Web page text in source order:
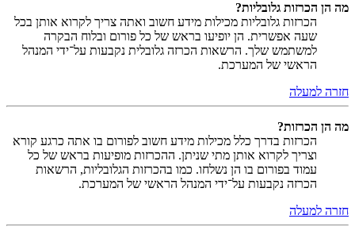
מה הן הכרזות גלובליות?
הכרזות גלובליות מכילות מידע חשוב ואתה צריך לקרוא אותן בכל
שעה אפשרית. הן יופיעו בראש של כל פורום ובלוח הבקרה
למשתמש שלך. הרשאות הכרזה גלובלית נקבעות על־ידי המנהל
הראשי של המערכת.
חזרה למעלה
מה הן הכרזות?
הכרזות בדרך כלל מכילות מידע חשוב לפורום בו אתה כרגע קורא
וצריך לקרוא אותן מתי שניתן. ההכרזות מופיעות בראש של כל
עמוד בפורום בו הן נשלחו. כמו בהכרזות הגלובליות, הרשאות
הכרזה נקבעות על־ידי המנהל הראשי של המערכת.
חזרה למעלה